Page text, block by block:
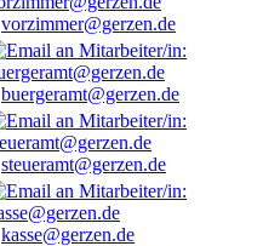
vorzimmer@gerzen.de
buergeramt@gerzen.de
steueramt@gerzen.de
kasse@gerzen.de